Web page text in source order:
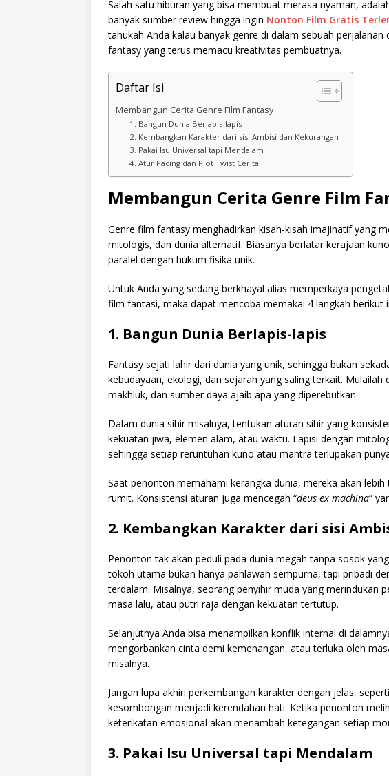
Salah satu hiburan yang bisa membuat merasa nyaman,
banyak sumber review hingga ingin Nonton Film Gratis
tahukah Anda kalau banyak genre di dalam sebuah
fantasy yang terus memacu kreativitas pembuatnya.
Daftar Isi
Membangun Cerita Genre Film Fantasy
1. Bangun Dunia Berlapis-lapis
2. Kembangkan Karakter dari sisi Ambisi dan Kekurangan
3. Pakai Isu Universal tapi Mendalam
4. Atur Pacing dan Plot Twist Cerita
Membangun Cerita Genre Film
Genre film fantasy menghadirkan kisah-kisah imajinatif yang
mitologis, dan dunia alternatif. Biasanya berlatar kerajaan
paralel dengan hukum fisika unik.
Untuk Anda yang sedang berkhayal alias memperkaya
film fantasi, maka dapat mencoba memakai 4 langkah berikut
1. Bangun Dunia Berlapis-lapis
Fantasy sejati lahir dari dunia yang unik, sehingga bukan
kebudayaan, ekologi, dan sejarah yang saling terkait.
makhluk, dan sumber daya ajaib apa yang diperebutkan.
Dalam dunia sihir misalnya, tentukan aturan sihir yang
kekuatan jiwa, elemen alam, atau waktu. Lapisi dengan
sehingga setiap reruntuhan kuno atau mantra terlupakan
Saat penonton memahami kerangka dunia, mereka akan
rumit. Konsistensi aturan juga mencegah “deus ex machina”
2. Kembangkan Karakter dari sisi
Penonton tak akan peduli pada dunia megah tanpa sosok
tokoh utama bukan hanya pahlawan sempurna, tapi pribadi
terdalam. Misalnya, seorang penyihir muda yang merindukan
masa lalu, atau putri raja dengan kekuatan tertutup.
Selanjutnya Anda bisa menampilkan konflik internal di
mengorbankan cinta demi kemenangan, atau terluka oleh
misalnya.
Jangan lupa akhiri perkembangan karakter dengan jelas,
kesombongan menjadi kerendahan hati. Ketika penonton
keterikatan emosional akan menambah ketegangan setiap
3. Pakai Isu Universal tapi Mendalam